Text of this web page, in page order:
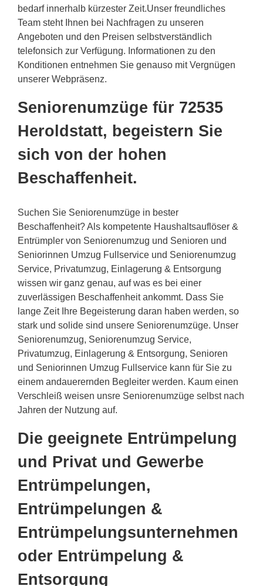
bedarf innerhalb kürzester Zeit.Unser freundliches
Team steht Ihnen bei Nachfragen zu unseren
Angeboten und den Preisen selbstverständlich
telefonsich zur Verfügung. Informationen zu den
Konditionen entnehmen Sie genauso mit Vergnügen
unserer Webpräsenz.
Seniorenumzüge für 72535
Heroldstatt, begeistern Sie
sich von der hohen
Beschaffenheit.
Suchen Sie Seniorenumzüge in bester
Beschaffenheit? Als kompetente Haushaltsauflöser &
Entrümpler von Seniorenumzug und Senioren und
Seniorinnen Umzug Fullservice und Seniorenumzug
Service, Privatumzug, Einlagerung & Entsorgung
wissen wir ganz genau, auf was es bei einer
zuverlässigen Beschaffenheit ankommt. Dass Sie
lange Zeit Ihre Begeisterung daran haben werden, so
stark und solide sind unsere Seniorenumzüge. Unser
Seniorenumzug, Seniorenumzug Service,
Privatumzug, Einlagerung & Entsorgung, Senioren
und Seniorinnen Umzug Fullservice kann für Sie zu
einem andauerernden Begleiter werden. Kaum einen
Verschleiß weisen unsre Seniorenumzüge selbst nach
Jahren der Nutzung auf.
Die geeignete Entrümpelung
und Privat und Gewerbe
Entrümpelungen,
Entrümpelungen &
Entrümpelungsunternehmen
oder Entrümpelung &
Entsorgung